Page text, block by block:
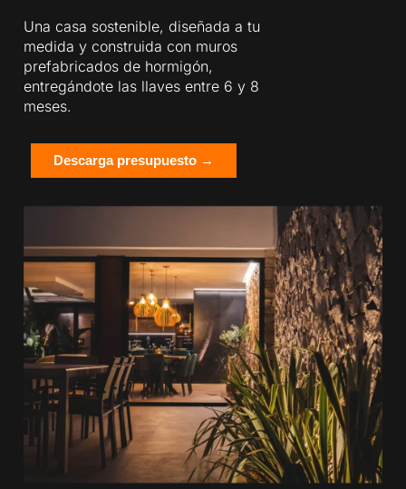
Una casa sostenible, diseñada a tu
medida y construida con muros
prefabricados de hormigón,
entregándote las llaves entre 6 y 8
meses.
Descarga presupuesto →